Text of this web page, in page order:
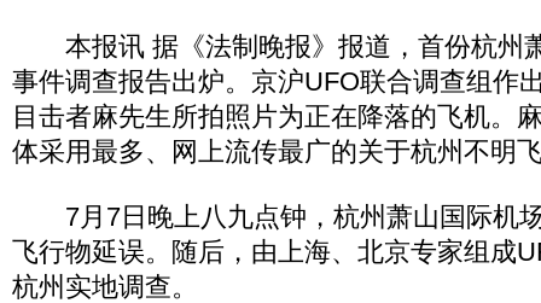
本报讯 据《法制晚报》报道，首份杭州
事件调查报告出炉。京沪UFO联合调查组作
目击者麻先生所拍照片为正在降落的飞机。
体采用最多、网上流传最广的关于杭州不明
7月7日晚上八九点钟，杭州萧山国际机
飞行物延误。随后，由上海、北京专家组成
杭州实地调查。